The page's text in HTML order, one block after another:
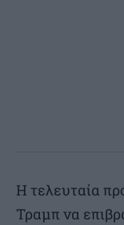
Η τελευταία
Τραμπ να